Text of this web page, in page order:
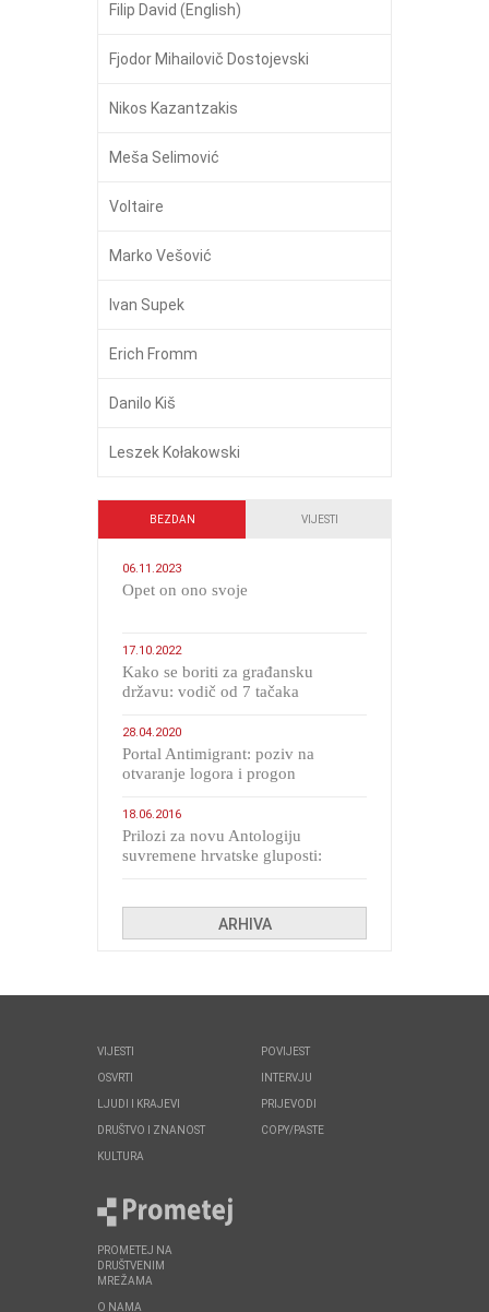
Filip David (English)
Fjodor Mihailovič Dostojevski
Nikos Kazantzakis
Meša Selimović
Voltaire
Marko Vešović
Ivan Supek
Erich Fromm
Danilo Kiš
Leszek Kołakowski
BEZDAN VIJESTI
06.11.2023
​Opet on ono svoje
17.10.2022
Kako se boriti za građansku
državu: vodič od 7 tačaka
28.04.2020
Portal Antimigrant: poziv na
otvaranje logora i progon
18.06.2016
Prilozi za novu Antologiju
suvremene hrvatske gluposti:
ARHIVA
VIJESTI
OSVRTI
LJUDI I KRAJEVI
DRUŠTVO I ZNANOST
KULTURA
POVIJEST
INTERVJU
PRIJEVODI
COPY/PASTE
PROMETEJ NA
DRUŠTVENIM
MREŽAMA
O NAMA